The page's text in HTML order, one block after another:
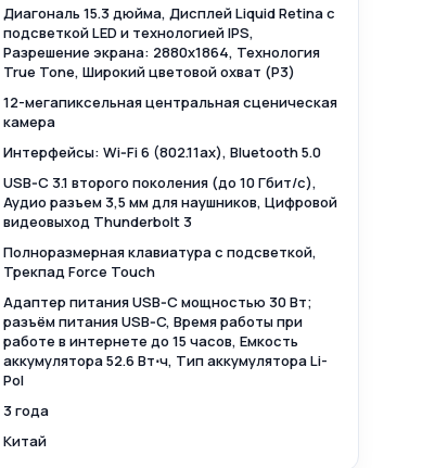
Диагональ 15.3 дюйма, Дисплей Liquid Retina c
подсветкой LED и технологией IPS,
Разрешение экрана: 2880x1864, Технология
True Tone, Широкий цветовой охват (P3)
12-мегапиксельная центральная сценическая
камера
Интерфейсы: Wi‑Fi 6 (802.11ax), Bluetooth 5.0
USB‑C 3.1 второго поколения (до 10 Гбит/ с),
Аудио разъем 3,5 мм для наушников, Цифровой
видеовыход Thunderbolt 3
Полноразмерная клавиатура с подсветкой,
Трекпад Force Touch
Адаптер питания USB‑C мощностью 30 Вт;
разъём питания USB‑C, Время работы при
работе в интернете до 15 часов, Емкость
аккумулятора 52.6 Вт⋅ч, Тип аккумулятора Li-
Pol
3 года
Китай